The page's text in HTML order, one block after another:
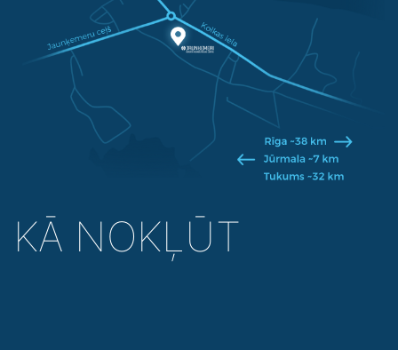
KĀ NOKĻŪT